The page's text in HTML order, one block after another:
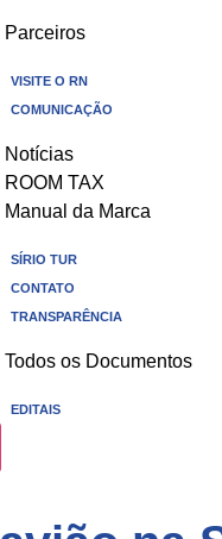
Parceiros
VISITE O RN
COMUNICAÇÃO
Notícias
ROOM TAX
Manual da Marca
SÍRIO TUR
CONTATO
TRANSPARÊNCIA
Todos os Documentos
EDITAIS